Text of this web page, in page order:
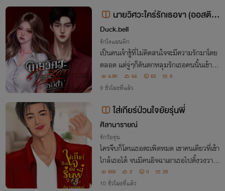
นายวิศวะใคร่รักเธอขา (ออสติน
xพลอยใส)
Duck.bell
รักโรแมนติก
เป็นคนเจ้าชู้ที่ไม่คิดสนใจจะมีความรักมาโดย
ตลอด แต่จู่ๆก็ดันตกหลุมรักเธอคนนั้นเข้าอย่
างจัง “ผู้หญิงอะไรนั่งเหม่อก็ยังสวยขนาดนี้”
4.9K 64 63 8
9 ชั่วโมงที่แล้ว
ใส่เกียร์ป่วนใจยัยรุ่นพี่
ศิลานารายณ์
รักวัยรุ่น
ใครจีบก็โดนเธอตะเพิดหมด เขาคนเดียวที่เข้า
ใกล้เธอได้ จนมีคนอิจฉาเอาเธอไปตั้งวงวางเ
ดิมพัน ใครชนะมีรางวัลก้อนโต เขารู้ เกมนี้อั
นตรายมาก ทางเดียวที่จะคอยปกป้องเธอโด
669 2 0 28
10 ชั่วโมงที่แล้ว